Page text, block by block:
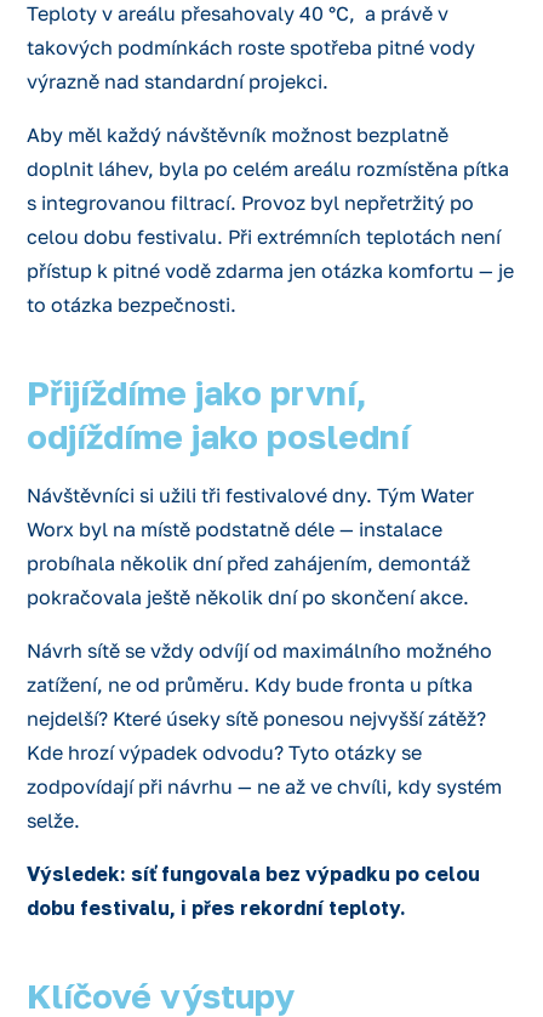
Teploty v areálu přesahovaly 40 °C, a právě v
takových podmínkách roste spotřeba pitné vody
výrazně nad standardní projekci.
Aby měl každý návštěvník možnost bezplatně
doplnit láhev, byla po celém areálu rozmístěna pítka
s integrovanou filtrací. Provoz byl nepřetržitý po
celou dobu festivalu. Při extrémních teplotách není
přístup k pitné vodě zdarma jen otázka komfortu — je
to otázka bezpečnosti.
Přijíždíme jako první,
odjíždíme jako poslední
Návštěvníci si užili tři festivalové dny. Tým Water
Worx byl na místě podstatně déle — instalace
probíhala několik dní před zahájením, demontáž
pokračovala ještě několik dní po skončení akce.
Návrh sítě se vždy odvíjí od maximálního možného
zatížení, ne od průměru. Kdy bude fronta u pítka
nejdelší? Které úseky sítě ponesou nejvyšší zátěž?
Kde hrozí výpadek odvodu? Tyto otázky se
zodpovídají při návrhu — ne až ve chvíli, kdy systém
selže.
Výsledek: síť fungovala bez výpadku po celou
dobu festivalu, i přes rekordní teploty.
Klíčové výstupy